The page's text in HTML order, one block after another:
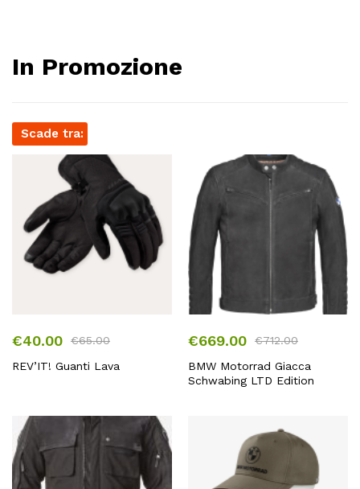
In Promozione
Scade tra:
€40.00 €65.00
REV’IT! Guanti Lava
€669.00 €712.00
BMW Motorrad Giacca
Schwabing LTD Edition